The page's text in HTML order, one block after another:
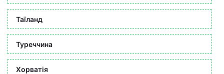
Таїланд
Туреччина
Хорватія